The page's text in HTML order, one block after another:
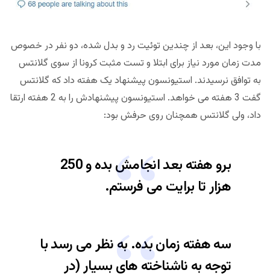
با وجود این، بعد از چندین توئیت رد و بدل شده، دو نفر در خصوص
مدت زمان مورد نیاز برای ابتلا و تست مثبت کرونا از سوی گلانتس
به توافق نرسیدند. استیونسون پیشنهاد یک هفته داد که گلانتس
گفت 3 هفته می خواهد. استیونسون پیشنهادش را به 2 هفته ارتقا
داد، ولی گلانتس همچنان روی حرفش بود:
برو هفته بعد انجامش بده و 250
هزار تا برایت می فرستم.
سه هفته زمان بده. به نظر می رسد با
توجه به ناشناخته های بسیار (در